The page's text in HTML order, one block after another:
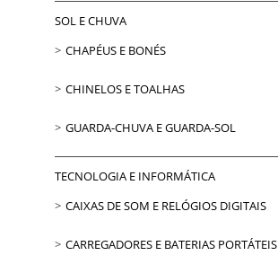
SOL E CHUVA
CHAPÉUS E BONÉS
CHINELOS E TOALHAS
GUARDA-CHUVA E GUARDA-SOL
TECNOLOGIA E INFORMÁTICA
CAIXAS DE SOM E RELÓGIOS DIGITAIS
CARREGADORES E BATERIAS PORTÁTEIS